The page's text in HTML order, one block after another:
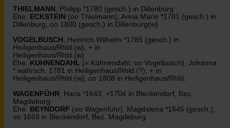
THIELMANN , Philipp *1780 (gesch.) in Dillenburg
Ehe: ECKSTEIN (oo Thielmann), Anna Marie *1781 (gesch.) in
Dillenburg; oo 1800 (gesch.) in Dillenburg(w)
VOGELBUSCH , Heinrich Wilhelm *1785 (gesch.) in
Heiligenhaus/Rhld.(w), + in
Heiligenhaus/Rhld.(w)
Ehe: KUHNENDAHL (= Kühnendahl; oo Vogelbusch), Johanna
* wahrsch. 1781 in Heiligenhaus/Rhld.(?), + in
Heiligenhaus/Rhld.(w); oo 1808 in Heiligenhaus/Rhld.
WAGENFÜHR, Hans *1643, +1704 in Bleckendorf, Bez.
Magdeburg
Ehe: BEYNDORF (oo Wagenführ), Magdalena *1645 (gesch.);
oo 1669 in Bleckendorf, Bez. Magdeburg